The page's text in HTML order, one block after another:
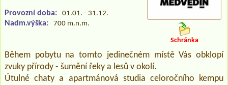
Provozní doba: 01.01. - 31.12.
Nadm.výška: 700 m.n.m.
Schránka
Během pobytu na tomto jedinečném místě Vás obklopí
zvuky přírody - šumění řeky a lesů v okolí.
Útulné chaty a apartmánová studia celoročního kempu